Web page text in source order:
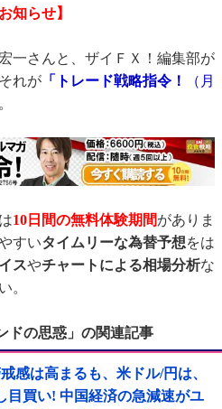
知らせ】
一さんと、ザイＦＸ！編集部が
れが 「トレード戦略指令！
（月
は10日間の無料体験期間がありま
すいタイムリーな為替予想をは
スやチャートによる相場分析な
。
ドの思惑」の関連記事
感は高まるも、米ドル/円は、
目買い! 中国経済の急減速がユ